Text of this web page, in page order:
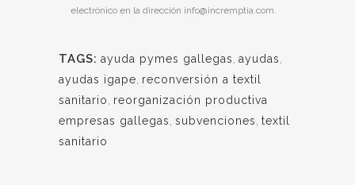
electrónico en la dirección info@incremptia.com.
TAGS: ayuda pymes gallegas ayudas
ayudas igape reconversión a textil
sanitario
reorganización productiva
empresas gallegas subvenciones textil
sanitario